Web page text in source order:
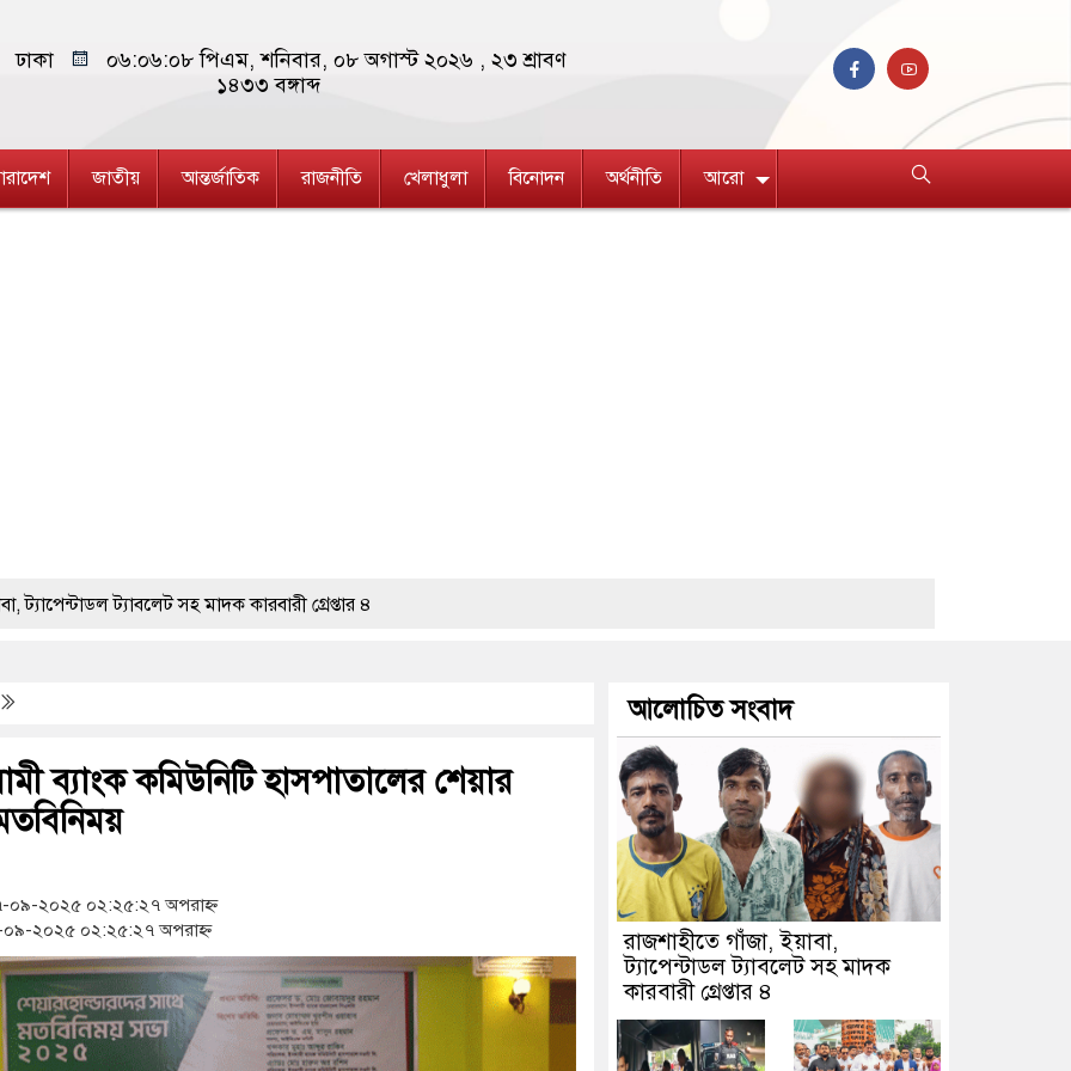
ঢাকা ০৬:০৬:০৮ পিএম, শনিবার, ০৮ অগাস্ট ২০২৬ , ২৩ শ্রাবণ
১৪৩৩ বঙ্গাব্দ
জাতীয় আন্তর্জাতিক রাজনীতি খেলাধুলা বিনোদন অর্থনীতি আরো
ট্যাবলেট সহ মাদক কারবারী গ্রেপ্তার ৪
উদ্বোধন
প্রশ্ন উঠছে?
নারী মাদক কারবারি গ্রেপ্তার
ব্যাংক কমিউনিটি হাসপাতালের শেয়ার
২০২৫ ০২:২৫:২৭ অপরাহ্ন
২০২৫ ০২:২৫:২৭ অপরাহ্ন
আলোচিত সংবাদ
রাজশাহীতে গাঁজা, ইয়াবা,
ট্যাপেন্টাডল ট্যাবলেট সহ মাদক
কারবারী গ্রেপ্তার ৪